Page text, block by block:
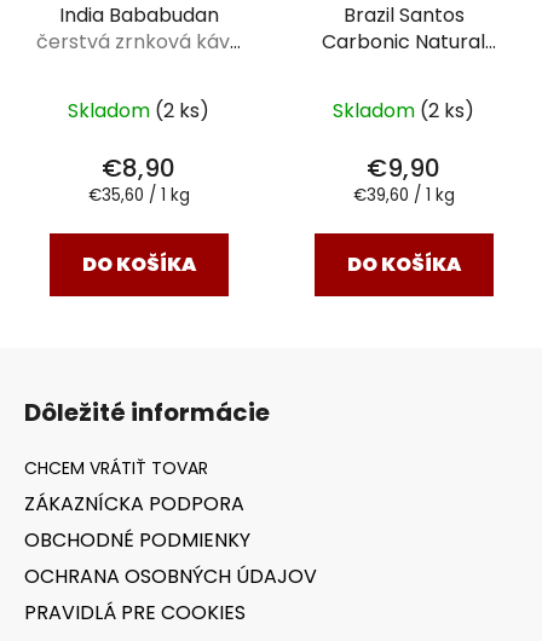
India Bababudan
čerstvá zrnková káva
Skladom (2 ks)
€8,90
Jednotková
€35,60 / 1 kg
DO KOŠÍKA
Brazil Santos
Carbonic Natural
zrnková káva Coffee
Sheep 250 g
Skladom (2 ks)
€9,90
Jednotková
€39,60 / 1 kg
DO KOŠÍKA
Dôležité informácie
ZÁKAZNÍCKA PODPORA
OBCHODNÉ PODMIENKY
OCHRANA OSOBNÝCH ÚDAJOV
PRAVIDLÁ PRE COOKIES